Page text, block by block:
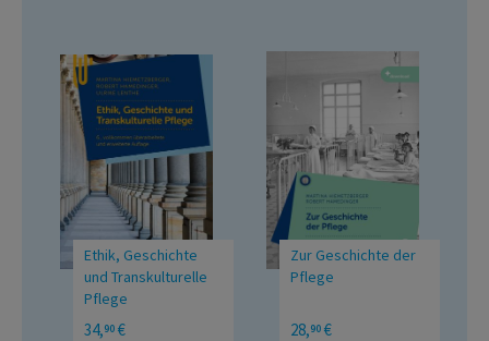
Ethik, Geschichte
und Transkulturelle
Pflege
für Pflegeberufe
34,90 €
Zur Geschichte der
Pflege
28,90 €